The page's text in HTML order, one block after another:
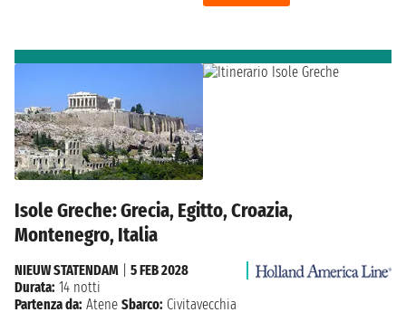
Isole Greche: Grecia, Egitto, Croazia,
Montenegro, Italia
NIEUW STATENDAM
5 FEB 2028
Durata: 14 notti
Partenza da: Atene Sbarco: Civitavecchia